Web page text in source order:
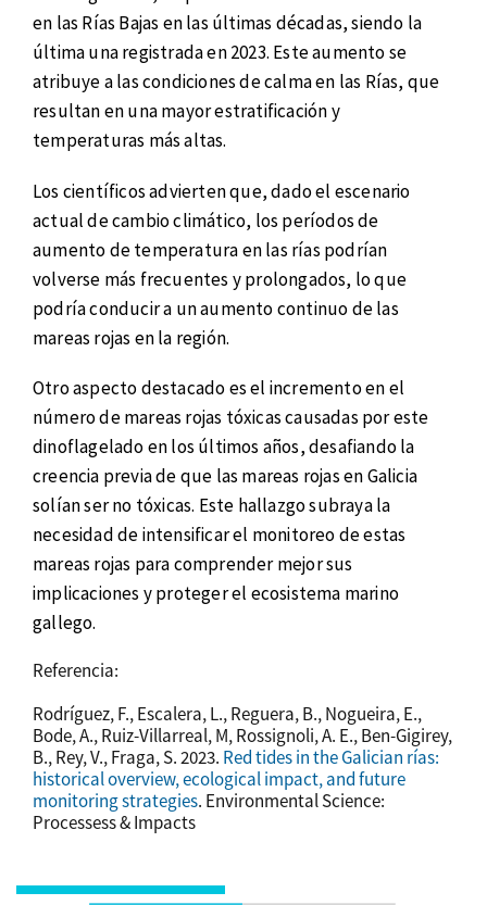
en las Rías Bajas en las últimas décadas, siendo la
última una registrada en 2023. Este aumento se
atribuye a las condiciones de calma en las Rías, que
resultan en una mayor estratificación y
temperaturas más altas.
Los científicos advierten que, dado el escenario
actual de cambio climático, los períodos de
aumento de temperatura en las rías podrían
volverse más frecuentes y prolongados, lo que
podría conducir a un aumento continuo de las
mareas rojas en la región.
Otro aspecto destacado es el incremento en el
número de mareas rojas tóxicas causadas por este
dinoflagelado en los últimos años, desafiando la
creencia previa de que las mareas rojas en Galicia
solían ser no tóxicas. Este hallazgo subraya la
necesidad de intensificar el monitoreo de estas
mareas rojas para comprender mejor sus
implicaciones y proteger el ecosistema marino
gallego.
Referencia:
Rodríguez, F., Escalera, L., Reguera, B., Nogueira, E.,
Bode, A., Ruiz-Villarreal, M, Rossignoli, A. E., Ben-Gigirey,
B., Rey, V., Fraga, S. 2023. Red tides in the Galician rías:
historical overview, ecological impact, and future
monitoring strategies. Environmental Science:
Processess & Impacts